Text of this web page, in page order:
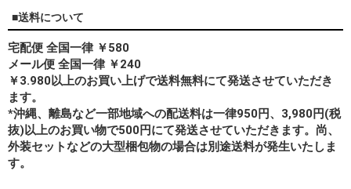
■送料について
宅配便 全国一律 ￥580
メール便 全国一律 ￥240
￥3.980以上のお買い上げで送料無料にて発送させていただき
ます。
*沖縄、離島など一部地域への配送料は一律950円、3,980円(税
抜)以上のお買い物で500円にて発送させていただきます。尚、
外装セットなどの大型梱包物の場合は別途送料が発生いたしま
す。